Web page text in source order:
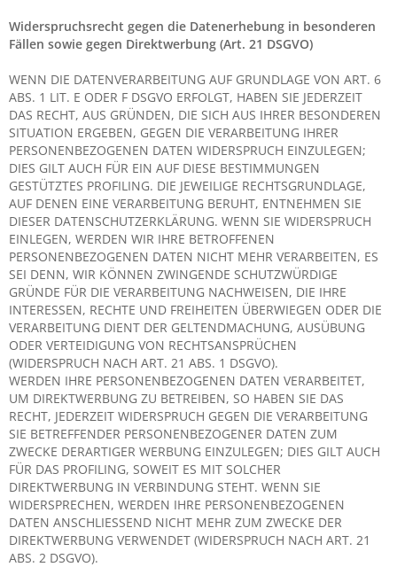
Widerspruchsrecht gegen die Datenerhebung in besonderen
Fällen sowie gegen Direktwerbung (Art. 21 DSGVO)
WENN DIE DATENVERARBEITUNG AUF GRUNDLAGE VON ART. 6
ABS. 1 LIT. E ODER F DSGVO ERFOLGT, HABEN SIE JEDERZEIT
DAS RECHT, AUS GRÜNDEN, DIE SICH AUS IHRER BESONDEREN
SITUATION ERGEBEN, GEGEN DIE VERARBEITUNG IHRER
PERSONENBEZOGENEN DATEN WIDERSPRUCH EINZULEGEN;
DIES GILT AUCH FÜR EIN AUF DIESE BESTIMMUNGEN
GESTÜTZTES PROFILING. DIE JEWEILIGE RECHTSGRUNDLAGE,
AUF DENEN EINE VERARBEITUNG BERUHT, ENTNEHMEN SIE
DIESER DATENSCHUTZERKLÄRUNG. WENN SIE WIDERSPRUCH
EINLEGEN, WERDEN WIR IHRE BETROFFENEN
PERSONENBEZOGENEN DATEN NICHT MEHR VERARBEITEN, ES
SEI DENN, WIR KÖNNEN ZWINGENDE SCHUTZWÜRDIGE
GRÜNDE FÜR DIE VERARBEITUNG NACHWEISEN, DIE IHRE
INTERESSEN, RECHTE UND FREIHEITEN ÜBERWIEGEN ODER DIE
VERARBEITUNG DIENT DER GELTENDMACHUNG, AUSÜBUNG
ODER VERTEIDIGUNG VON RECHTSANSPRÜCHEN
(WIDERSPRUCH NACH ART. 21 ABS. 1 DSGVO).
WERDEN IHRE PERSONENBEZOGENEN DATEN VERARBEITET,
UM DIREKTWERBUNG ZU BETREIBEN, SO HABEN SIE DAS
RECHT, JEDERZEIT WIDERSPRUCH GEGEN DIE VERARBEITUNG
SIE BETREFFENDER PERSONENBEZOGENER DATEN ZUM
ZWECKE DERARTIGER WERBUNG EINZULEGEN; DIES GILT AUCH
FÜR DAS PROFILING, SOWEIT ES MIT SOLCHER
DIREKTWERBUNG IN VERBINDUNG STEHT. WENN SIE
WIDERSPRECHEN, WERDEN IHRE PERSONENBEZOGENEN
DATEN ANSCHLIESSEND NICHT MEHR ZUM ZWECKE DER
DIREKTWERBUNG VERWENDET (WIDERSPRUCH NACH ART. 21
ABS. 2 DSGVO).